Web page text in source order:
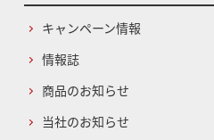
キャンペーン情報
情報誌
商品のお知らせ
当社のお知らせ